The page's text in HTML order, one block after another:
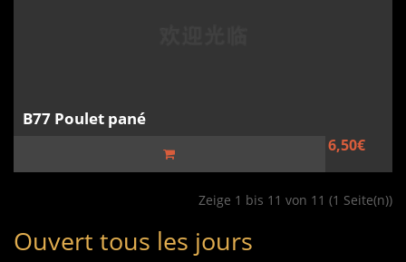
B77 Poulet pané
6,50€
Zeige 1 bis 11 von 11 (1 Seite(n))
Ouvert tous les jours